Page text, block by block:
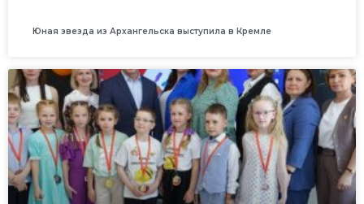
Юная звезда из Архангельска выступила в Кремле